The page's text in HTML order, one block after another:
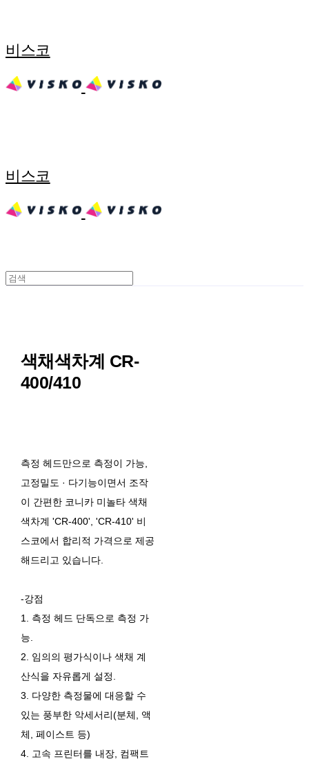
비스코
비스코
색채색차계 CR-
400/410
측정 헤드만으로 측정이 가능,
고정밀도 · 다기능이면서 조작
이 간편한 코니카 미놀타 색채
색차계 'CR-400', 'CR-410' 비
스코에서 합리적 가격으로 제공
해드리고 있습니다.
-강점
1. 측정 헤드 단독으로 측정 가
능.
2. 임의의 평가식이나 색채 계
산식을 자유롭게 설정.
3. 다양한 측정물에 대응할 수
있는 풍부한 악세서리(분체, 액
체, 페이스트 등)
4. 고속 프린터를 내장, 컴팩트